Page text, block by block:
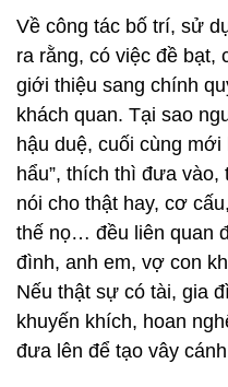
Về công tác bố trí, sử
ra rằng, có việc đề bạt,
giới thiệu sang chính
khách quan. Tại sao
hậu duệ, cuối cùng mới
hẩu”, thích thì đưa
nói cho thật hay, cơ
thế nọ… đều liên quan
đình, anh em, vợ con
Nếu thật sự có tài, gia
khuyến khích, hoan
đưa lên để tạo vây